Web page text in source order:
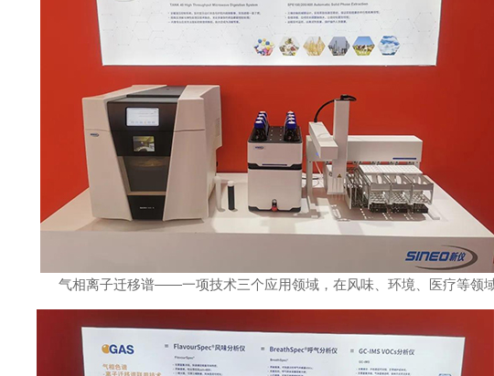
气相离子迁移谱——一项技术三个应用领域，在风味、环境、医疗等领